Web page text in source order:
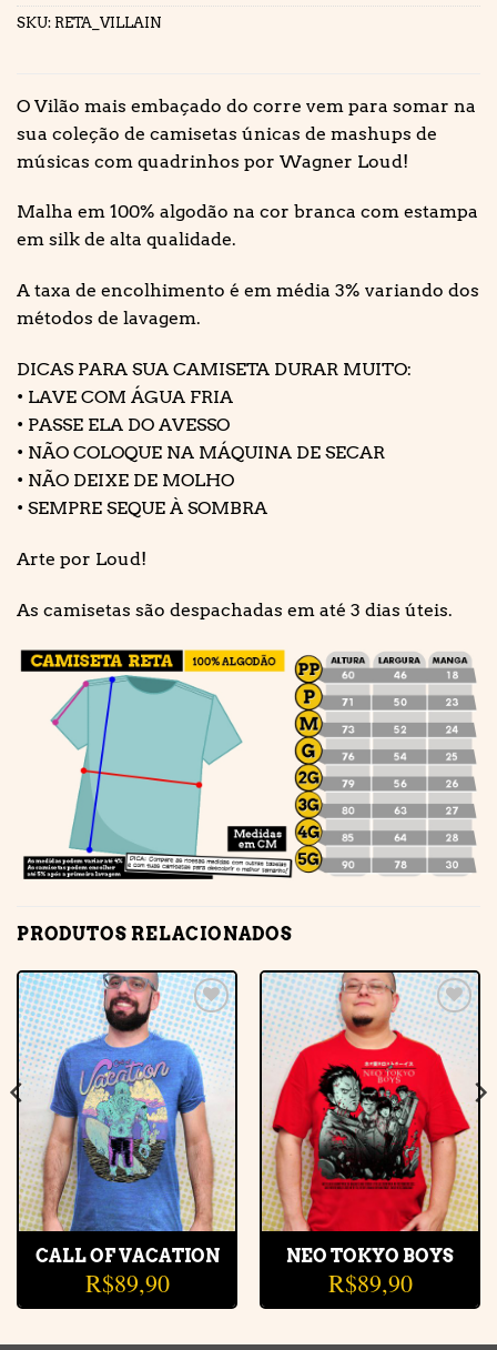
SKU: RETA_VILLAIN
O Vilão mais embaçado do corre vem para somar na
sua coleção de camisetas únicas de mashups de
músicas com quadrinhos por Wagner Loud!
Malha em 100% algodão na cor branca com estampa
em silk de alta qualidade.
A taxa de encolhimento é em média 3% variando dos
métodos de lavagem.
DICAS PARA SUA CAMISETA DURAR MUITO:
• LAVE COM ÁGUA FRIA
• PASSE ELA DO AVESSO
• NÃO COLOQUE NA MÁQUINA DE SECAR
• NÃO DEIXE DE MOLHO
• SEMPRE SEQUE À SOMBRA
Arte por Loud!
As camisetas são despachadas em até 3 dias úteis.
PRODUTOS RELACIONADOS
Adicionar
à lista de
desejos
CALL OF VACATION
R$89,90
Adicionar
à lista de
desejos
NEO TOKYO BOYS
R$89,90